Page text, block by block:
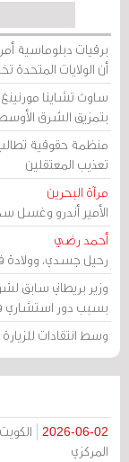
برقيات دبلوماسية
أن الولايات المتحدة
ساوث تشاينا
بتمزيق الشرق
منظمة حقوقية
تعذيب المعتقلين
مرآة البحرين
الأمير أندرو وغسل
أحمد رضي
رحيل جسدي، وولادة
وزير بريطاني سابق
بسبب دور استشاري
وسط انتقادات
2026-06-02
المركزي